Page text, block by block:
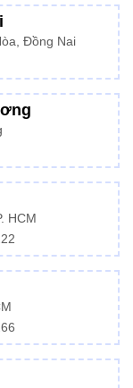
Đồng Nai
HCM